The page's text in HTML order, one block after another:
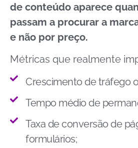
de conteúdo aparece
passam a procurar a
e não por preço.
Métricas que realmente
Crescimento de tráfego
Tempo médio de
Taxa de conversão de
formulários;